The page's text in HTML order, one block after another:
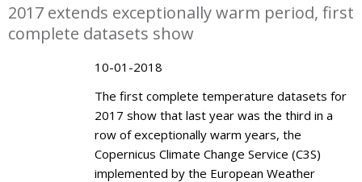
2017 extends exceptionally warm period, first
complete datasets show
10-01-2018
The first complete temperature datasets for
2017 show that last year was the third in a
row of exceptionally warm years, the
Copernicus Climate Change Service (C3S)
implemented by the European Weather